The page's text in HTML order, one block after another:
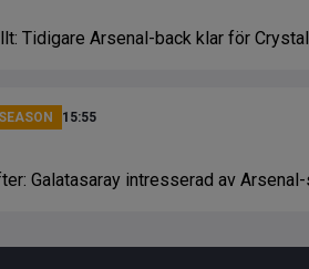
Tidigare Arsenal-back klar för
15:55
Galatasaray intresserad av Arsenal-